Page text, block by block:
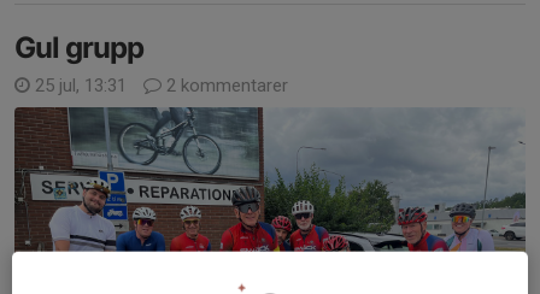
Gul grupp
25 jul, 13:31 2 kommentarer